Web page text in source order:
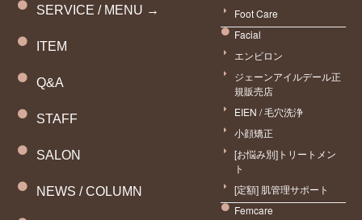
SERVICE / MENU →
ITEM
Q&A
STAFF
SALON
NEWS / COLUMN
Foot Care
Facial
エンビロン
ジェーンアイルデール正
規販売店
EIEN / 毛穴洗浄
小顔矯正
[お悩み別]トリートメン
ト
[定額] 肌管理サポート
Femcare